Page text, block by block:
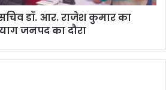
डॉ. आर. राजेश कुमार का
जनपद का दौरा